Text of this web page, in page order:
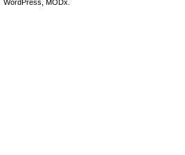
WordPress, MODx.